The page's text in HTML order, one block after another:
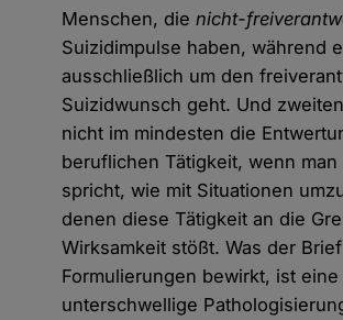
Menschen, dienicht-
Suizidimpulse haben, während
ausschließlich um den
Suizidwunsch geht. Und
nicht im mindesten die
beruflichen Tätigkeit, wenn man
spricht, wie mit Situationen
denen diese Tätigkeit an die
Wirksamkeit stößt. Was der
Formulierungen bewirkt, ist eine
unterschwellige